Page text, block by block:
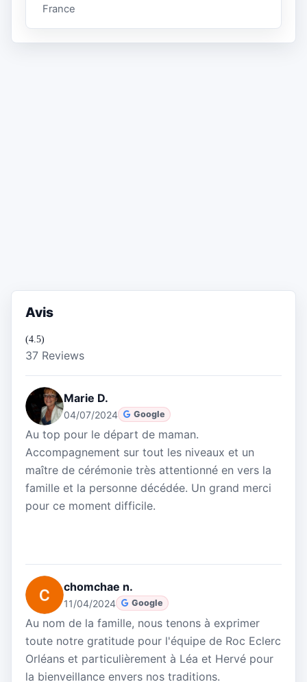
France
Avis
(4.5)
37 Reviews
Marie D.
04/07/2024 Google
Au top pour le départ de maman.
Accompagnement sur tout les niveaux et un
maître de cérémonie très attentionné en vers la
famille et la personne décédée. Un grand merci
pour ce moment difficile.
chomchae n.
11/04/2024 Google
Au nom de la famille, nous tenons à exprimer
toute notre gratitude pour l'équipe de Roc Eclerc
Orléans et particulièrement à Léa et Hervé pour
la bienveillance envers nos traditions.